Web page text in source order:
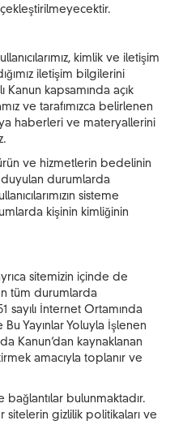
kimlik ve iletişim
iletişim bilgilerini
Kanun kapsamında açık
ve tarafımızca belirlenen
haberleri ve materyallerini
ve hizmetlerin bedelinin
durumlarda
sisteme
kişinin kimliğinin
sitemizin içinde de
tüm durumlarda
sayılı İnternet Ortamında
Bu Yayınlar Yoluyla İşlenen
Kanun’dan kaynaklanan
amacıyla toplanır ve
bulunmaktadır.
sitelerin gizlilik politikaları ve